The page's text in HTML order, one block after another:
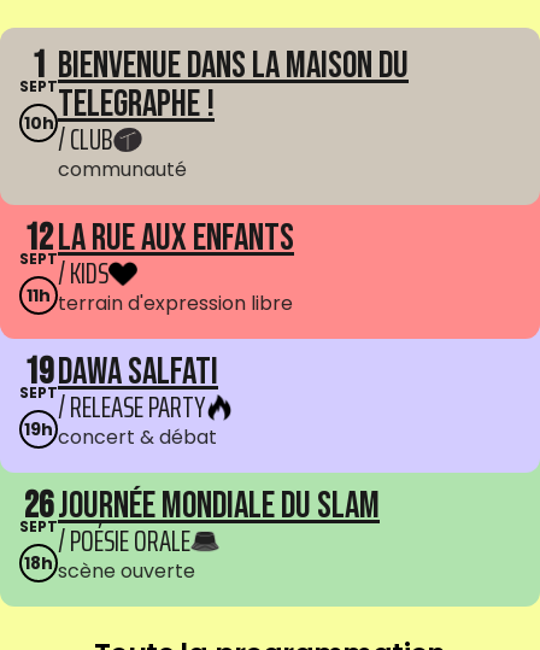
1
SEPT
10h
Bienvenue dans La Maison du
Telegraphe !
/ CLUB
communauté
12
SEPT
11h
La Rue aux enfants
/ KIDS
terrain d'expression libre
19
SEPT
19h
Dawa Salfati
/ RELEASE PARTY
concert & débat
26
SEPT
18h
Journée mondiale du Slam
/ POÉSIE ORALE
scène ouverte